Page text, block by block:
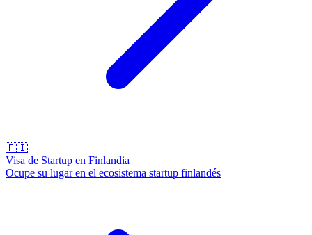
🇫🇮
Visa de Startup en Finlandia
Ocupe su lugar en el ecosistema startup finlandés